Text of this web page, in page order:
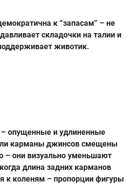
к “запасам” – не
складочки на талии и
животик.
опущенные и удлиненные
карманы джинсов смещены
– они визуально уменьшают
длина задних карманов
к коленям – пропорции фигуры